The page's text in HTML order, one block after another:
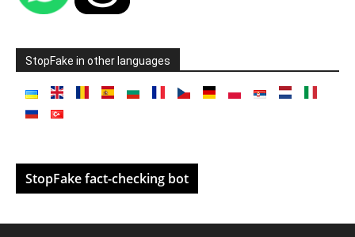
StopFake in other languages
StopFake fact-checking bot